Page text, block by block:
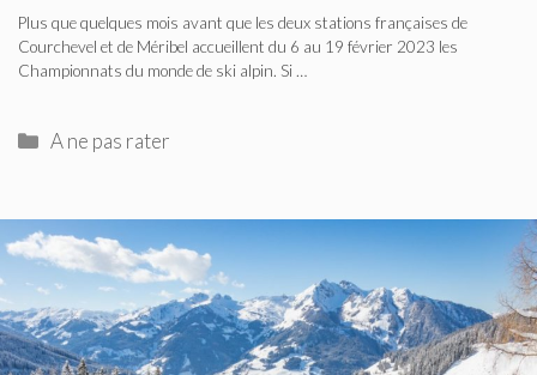
Plus que quelques mois avant que les deux stations françaises de
Courchevel et de Méribel accueillent du 6 au 19 février 2023 les
Championnats du monde de ski alpin. Si …
Catégories
A ne pas rater